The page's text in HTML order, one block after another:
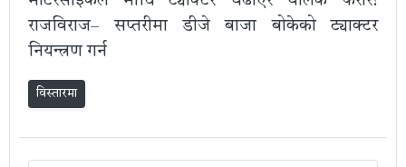
राजविराज– सप्तरीमा डीजे बाजा बोकेको ट्याक्टर
नियन्त्रण गर्न
विस्तारमा